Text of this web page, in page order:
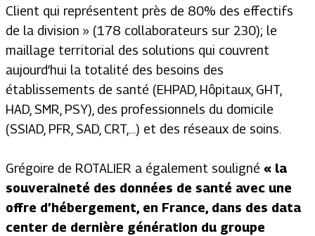
Client qui représentent près de 80% des effectifs
de la division » (178 collaborateurs sur 230); le
maillage territorial des solutions qui couvrent
aujourd’hui la totalité des besoins des
établissements de santé (EHPAD, Hôpitaux, GHT,
HAD, SMR, PSY), des professionnels du domicile
(SSIAD, PFR, SAD, CRT,…) et des réseaux de soins.
Grégoire de ROTALIER a également souligné « la
souveraineté des données de santé avec une
offre d’hébergement, en France, dans des data
center de dernière génération du groupe